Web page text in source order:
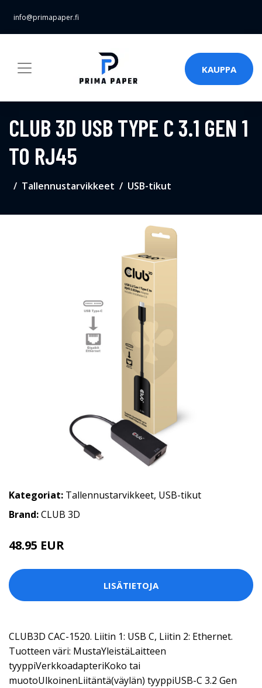
info@primapaper.fi
KAUPPA
CLUB 3D USB TYPE C 3.1 GEN 1
TO RJ45
Tallennustarvikkeet USB-tikut
Kategoriat: Tallennustarvikkeet, USB-tikut
Brand:CLUB 3D
48.95 EUR
LISÄTIETOJA
CLUB3D CAC-1520. Liitin 1: USB C, Liitin 2: Ethernet.
Tuotteen väri: MustaYleistäLaitteen
tyyppiVerkkoadapteriKoko tai
muotoUlkoinenLiitäntä(väylän) tyyppiUSB-C 3.2 Gen